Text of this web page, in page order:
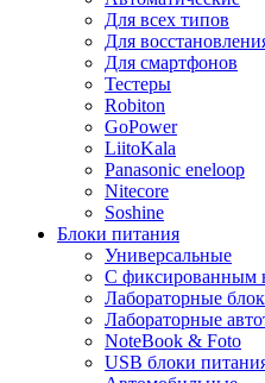
Для всех типов
Для
Для смартфонов
Тестеры
Robiton
GoPower
LiitoKala
Panasonic eneloop
Nitecore
Soshine
Блоки питания
Универсальные
C фиксированным
Лабораторные
Лабораторные
NoteBook & Foto
USB блоки